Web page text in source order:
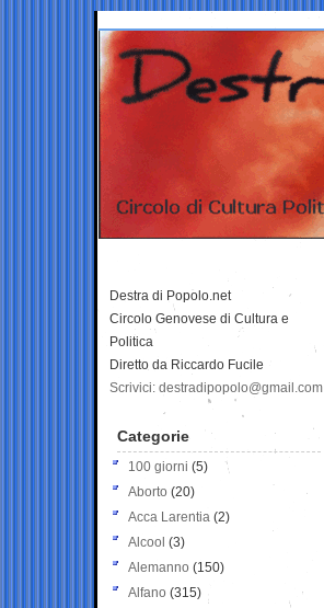
Destra di Popolo.net
Circolo Genovese di Cultura e
Politica
Diretto da Riccardo Fucile
Scrivici: destradipopolo@gmail.com
Categorie
100 giorni (5)
Aborto (20)
Acca Larentia (2)
Alcool (3)
Alemanno (150)
Alfano (315)